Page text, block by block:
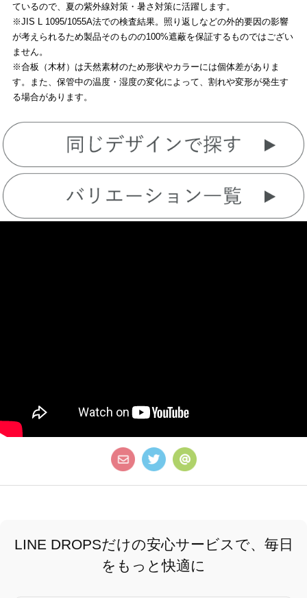
ているので、夏の紫外線対策・暑さ対策に活躍します。
※JIS L 1095/1055A法での検査結果。照り返しなどの外的要因の影響
が考えられるため製品そのものの100%遮蔽を保証するものではござい
ません。
※合板（木材）は天然素材のため形状やカラーには個体差がありま
す。また、保管中の温度・湿度の変化によって、割れや変形が発生す
る場合があります。
LINE DROPSだけの安心サービスで、毎日
をもっと快適に